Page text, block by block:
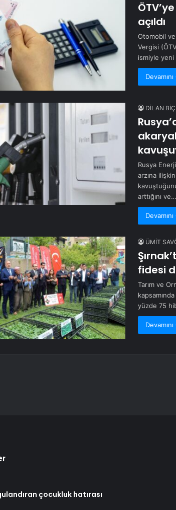
açıldı
Otomobil
Vergisi
ismiyle yeni
DİLAN
Rusya
arzına
arttığını ve…
ÜMİT
fidesi
Tarım ve
yüzde 75
çocukluk hatırası